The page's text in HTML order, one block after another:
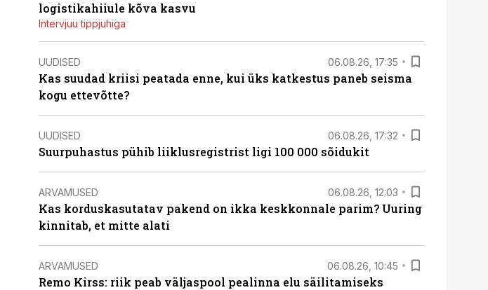
logistikahiiule kõva kasvu
Intervjuu tippjuhiga
UUDISED 06.08.26, 17:35
Kas suudad kriisi peatada enne, kui üks katkestus paneb seisma
kogu ettevõtte?
UUDISED 06.08.26, 17:32
Suurpuhastus pühib liiklusregistrist ligi 100 000 sõidukit
ARVAMUSED 06.08.26, 12:03
Kas korduskasutatav pakend on ikka keskkonnale parim? Uuring
kinnitab, et mitte alati
ARVAMUSED 06.08.26, 10:45
Remo Kirss: riik peab väljaspool pealinna elu säilitamiseks